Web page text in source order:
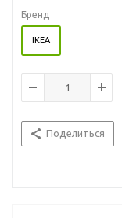
Бренд
IKEA
Поделиться